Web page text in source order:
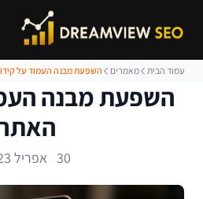
עמוד הבית מאמרים השפעת מבנה העמוד על
השפעת מבנה
30 אפריל 2023